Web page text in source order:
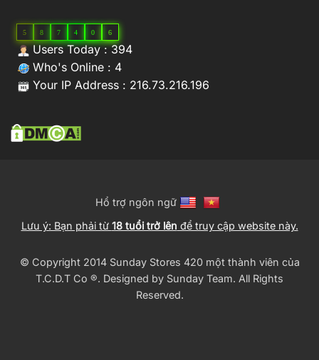
5 8 7 4 0 6
Users Today : 394
Who's Online : 4
Your IP Address : 216.73.216.196
Hổ trợ ngôn ngữ
Lưu ý: Bạn phải từ 18 tuổi trở lên để truy cập website này.
© Copyright 2014 Sunday Stores 420 một thành viên của
T.C.D.T Co ®️. Designed by Sunday Team. All Rights
Reserved.